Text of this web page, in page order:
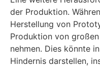
der Produktion.
Herstellung von
Produktion von
nehmen. Dies könnte
Hindernis darstellen,